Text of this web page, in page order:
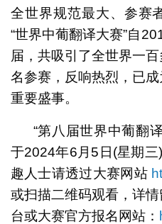
全世界规范最大、参赛
“世界中葡翻译大赛”自
届，共吸引了全世界一
名参赛，反响热烈，已
重要盛事。
“第八届世界中葡翻
于2024年6月5日(星期
趣人士请透过大赛网站
或扫描二维码观看，详
台或大赛官方报名网站：